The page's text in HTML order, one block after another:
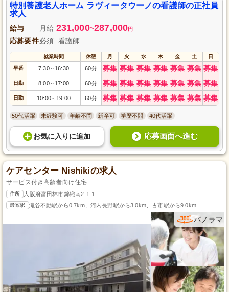
特別養護老人ホーム ラヴィータウーノの看護師の正社員
求人
給与 月給 231,000~287,000円
応募要件必須: 看護師
就業時間 休憩 月 火 水 木 金 土 日
早番 7:30～ 16:30 60分 募集 募集 募集 募集 募集 募集 募集
日勤 8:00～ 17:00 60分 募集 募集 募集 募集 募集 募集 募集
日勤 10:00～ 19:00 60分 募集 募集 募集 募集 募集 募集 募集
50代活躍 未経験可 年齢不問 新卒可 学歴不問 40代活躍
お気に入り に追加 応募画面へ進む
ケアセンター Nishikiの求人
サービス付き高齢者向け住宅
住所 大阪府富田林市錦織南2-1-1
最寄駅 滝谷不動駅から0.7km、河内長野駅から3.0km、古市駅から9.0km
パノラマ